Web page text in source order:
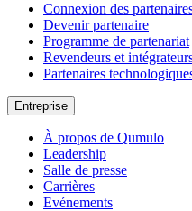
Connexion des
Devenir partenaire
Programme de partenariat
Revendeurs et
Partenaires
Entreprise
À propos de Qumulo
Leadership
Salle de presse
Carrières
Evénements